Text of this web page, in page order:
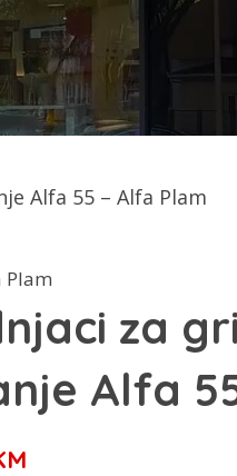
Alfa 55 – Alfa Plam
Plam
za
Alfa